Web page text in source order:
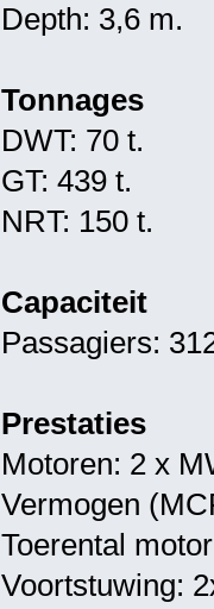
Depth: 3,6 m.
Tonnages
DWT: 70 t.
GT: 439 t.
NRT: 150 t.
Capaciteit
Passagiers:
Prestaties
Motoren: 2 x
Vermogen
Toerental
Voortstuwing: